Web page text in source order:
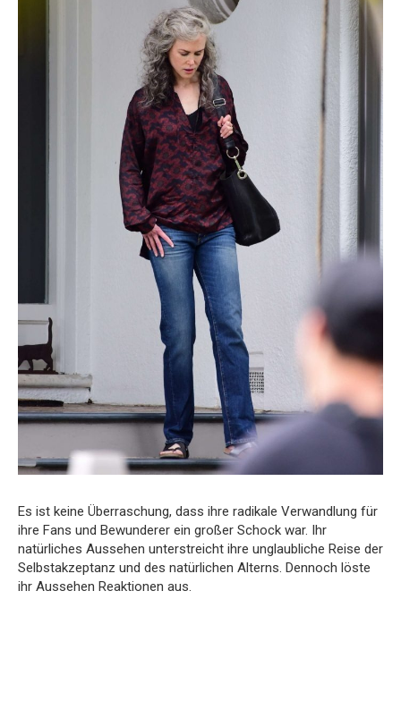
Es ist keine Überraschung, dass ihre radikale Verwandlung für
ihre Fans und Bewunderer ein großer Schock war. Ihr
natürliches Aussehen unterstreicht ihre unglaubliche Reise der
Selbstakzeptanz und des natürlichen Alterns. Dennoch löste
ihr Aussehen Reaktionen aus.